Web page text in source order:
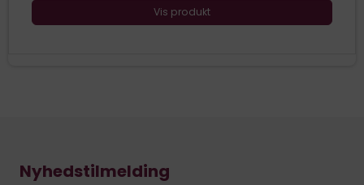
Vis produkt
Nyhedstilmelding